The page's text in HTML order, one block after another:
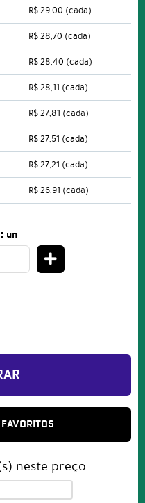
R$ 29,00 (cada)
R$ 28,70 (cada)
R$ 28,40 (cada)
R$ 28,11 (cada)
R$ 27,81 (cada)
R$ 27,51 (cada)
R$ 27,21 (cada)
R$ 26,91 (cada)
un
neste preço